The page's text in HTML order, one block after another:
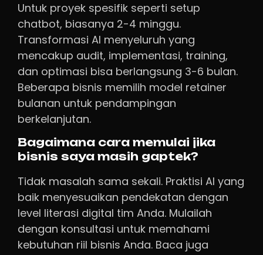
Untuk proyek spesifik seperti setup
chatbot, biasanya 2-4 minggu.
Transformasi AI menyeluruh yang
mencakup audit, implementasi, training,
dan optimasi bisa berlangsung 3-6 bulan.
Beberapa bisnis memilih model retainer
bulanan untuk pendampingan
berkelanjutan.
Bagaimana cara memulai jika
bisnis saya masih gaptek?
Tidak masalah sama sekali. Praktisi AI yang
baik menyesuaikan pendekatan dengan
level literasi digital tim Anda. Mulailah
dengan konsultasi untuk memahami
kebutuhan riil bisnis Anda. Baca juga